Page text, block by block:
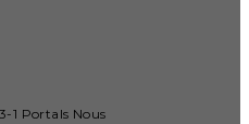
1 Portals Nous